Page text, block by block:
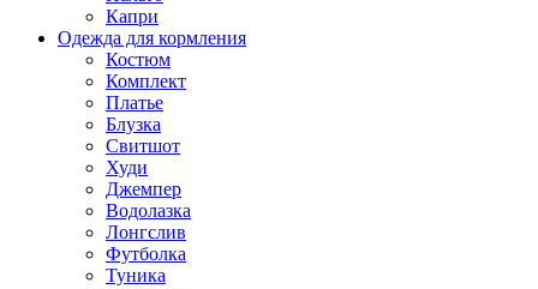
Капри
Одежда для кормления
Костюм
Комплект
Платье
Блузка
Свитшот
Худи
Джемпер
Водолазка
Лонгслив
Футболка
Туника